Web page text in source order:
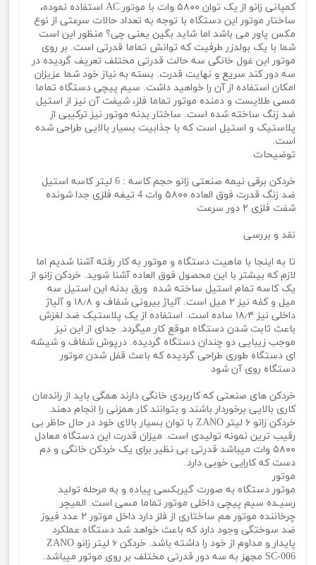
کمپانی زانو از یک توان ۵۸۰۰ وات با موتور AC استفاده نموده،
ساختار موتور این دستگاه با توجه به تعداد حالات سرعتی از نوع
مکس پاور می باشد اما شاید بگین یعنی چی؟ منظور این است
شما با یک بولدزر طرفیت که توانش تماما قدرتی است. بر روی
موتور این غول خانگی سه حالت قدرتی مختلف تعریف گردیده در
سه دور کند سریع و نهایت قدرت. بسته به نیاز خود شما عزیزان
امکان استفاده از آن را خواهید داشت. سیم پیچی دستگاه تماما
مسی طلایست و دمنده موتور تماما فلز، شیفت آن نیز از استیل
ضد زنگ ساخته شده است. ساختار بدنه موتور نیز ترکیبی از
پلاستیک و استیل است که با جذابیت بسیار بالایی طراحی شده
است.
توضیحات
خردکن‌ برقی نیمه صنعتی زانو حجم کاسه : 6 لیتر کاسه استیل
ضد زنگ قدرت فوق العاده ۵۸۰۰ وات 4 تیغه فلزی جدا شونده
شفت فلزی ۲ دور سرعت
نقد و بررسی
تا به اینجا با ماهیت دستگاه و موتور به کار رفته آشنا شدیم اما
لازم که بیشتر با این محصول فوق العاده آشنا شوید. خردکن زانو از
یک کاسه تمام استیل ساخته شده ورق بدنه این استیل سه
میل و کفه نیز ۲ میل است. آلیاژ بیرونی شفاف و ۱۸٫۸ و آلیاژ
داخلی نیز ۱۸٫۴ ساده است. استفاده از یک پلاستیک ضد لغزش
باعث ثابت شدن دستگاه موقع کار میگردد. جدای از این نیز
موجب زیبایی دو چندان دستگاه گردیده. درپوش شفاف و شیشه
ای دستگاه طوری طراحی گردیده که باعث قفل شدن موتور
دستگاه روی آن شود
خردکن های صنعتی که کاربردی خانگی دارند همگی باید از راندمان
کاری بالایی برخوردار باشند و بتوانند کار همزنی را انجام دهند.
خردکن زانو ۶ لیتر ZANO با توان بسیار بالای خود در حال حاظر بی
رقیب ترین نمونه تولیدی است. میزان قدرت این دستگاه معادل
۵۸۰۰ وات میباشد قدرتی بی نظیر برای یک خردکن خانگی و دم
دست که کارایی خوبی دارد.
موتور
موتور دستگاه به صورت گیربکسی پیاده و به مرحله تولید
رسیـده سیم پیچی داخلی موتور تماما مسی است. المیچر
چرخاننده موتور هم ساختاری از فلز دارد داخل موتور ۲ عدد فیوز
ضد سوختگی وجود دارد که باعث خواهد شد دستگاه عملکرد
پایدار و مداوم از خود را داشته باشد. خردکن ۶ لیتر زانو ZANO
SC-006 مجهز به سه دور قدرتی مختلف بر روی موتور میباشد.